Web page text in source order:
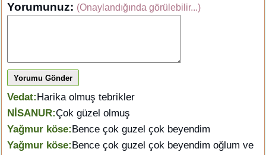
Yorumunuz: (Onaylandığında görülebilir...)
Yorumu Gönder
Vedat:Harika olmuş tebrikler
NİSANUR:Çok güzel olmuş
Yağmur köse:Bence çok guzel çok beyendim
Yağmur köse:Bence çok guzel çok beyendim oğlum ve